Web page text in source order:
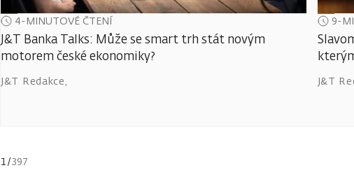
4-MINUTOVÉ ČTENÍ
J&T Banka Talks: Může se smart trh stát novým
motorem české ekonomiky?
J&T Redakce,
9-
J&T
1/397